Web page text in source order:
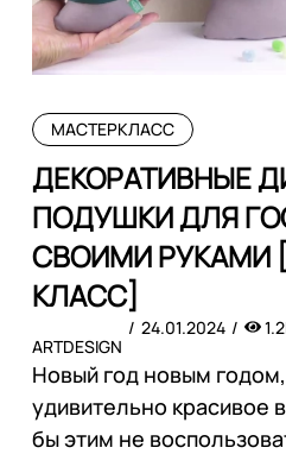
МАСТЕРКЛАСС
ДЕКОРАТИВНЫЕ
ПОДУШКИ ДЛЯ
СВОИМИ РУКАМИ
КЛАСС]
ARTDESIGN
24.01.2024
Новый год новым
удивительно красивое
бы этим не